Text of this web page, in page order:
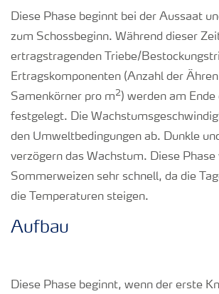
Diese Phase beginnt bei der Aussaat
zum Schossbeginn. Während dieser
ertragstragenden Triebe/
Ertragskomponenten (Anzahl der
Samenkörner pro m2) werden am Ende
festgelegt. Die
den Umweltbedingungen ab. Dunkle
verzögern das Wachstum. Diese
Sommerweizen sehr schnell, da die
die Temperaturen steigen.
Aufbau
Diese Phase beginnt, wenn der erste